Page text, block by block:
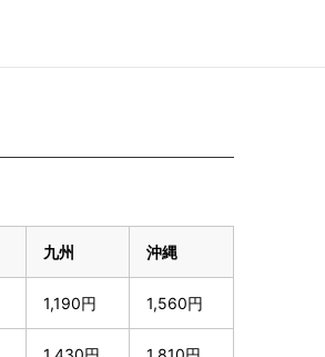
九州 沖縄
1,190円 1,560円